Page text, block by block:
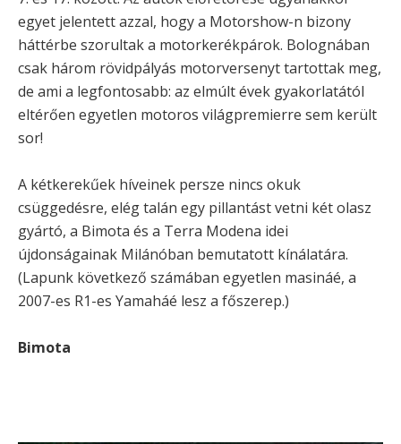
egyet jelentett azzal, hogy a Motorshow-n bizony
háttérbe szorultak a motorkerékpárok. Bolognában
csak három rövidpályás motorversenyt tartottak meg,
de ami a legfontosabb: az elmúlt évek gyakorlatától
eltérően egyetlen motoros világpremierre sem került
sor!
A kétkerekűek híveinek persze nincs okuk
csüggedésre, elég talán egy pillantást vetni két olasz
gyártó, a Bimota és a Terra Modena idei
újdonságainak Milánóban bemutatott kínálatára.
(Lapunk következő számában egyetlen masináé, a
2007-es R1-es Yamaháé lesz a főszerep.)
Bimota